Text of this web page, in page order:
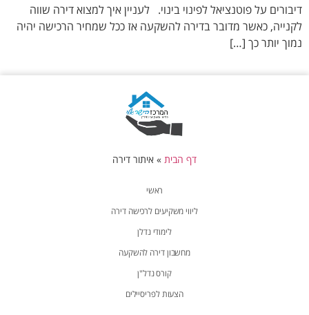
דיבורים על פוטנציאל לפינוי בינוי. לעניין איך למצוא דירה שווה
לקנייה, כאשר מדובר בדירה להשקעה אז ככל שמחיר הרכישה יהיה
נמוך יותר כך […]
ראשי
ליווי משקיעים לרכישה דירה
לימודי נדלן
מחשבון דירה להשקעה
קורס נדל"ן
הצעות לפריסיילים
דף הבית » איתור דירה